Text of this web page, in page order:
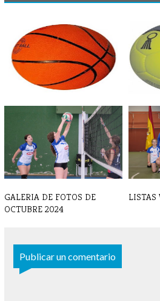
BALONCESTO - Crónicas y
resultados [...]
GALERIA DE FOTOS DE
OCTUBRE 2024
LISTAS
Publicar un comentario